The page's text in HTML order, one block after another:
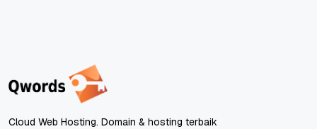
Cloud Web Hosting. Domain & hosting terbaik